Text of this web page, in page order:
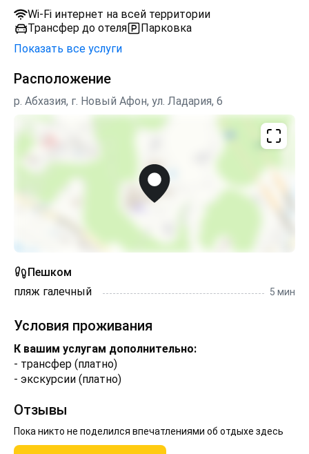
Wi-Fi интернет на всей территории
Трансфер до отеля
Парковка
Показать все услуги
Расположение
р. Абхазия, г. Новый Афон, ул. Ладария, 6
Пешком
пляж галечный
5 мин
Условия проживания
К вашим услугам дополнительно:
- трансфер (платно)
- экскурсии (платно)
Отзывы
Пока никто не поделился впечатлениями об отдыхе здесь